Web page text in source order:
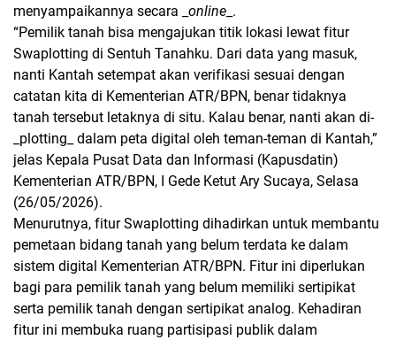
menyampaikannya secara _ online _.
“Pemilik tanah bisa mengajukan titik lokasi lewat fitur
Swaplotting di Sentuh Tanahku. Dari data yang masuk,
nanti Kantah setempat akan verifikasi sesuai dengan
catatan kita di Kementerian ATR/BPN, benar tidaknya
tanah tersebut letaknya di situ. Kalau benar, nanti akan di-
_plotting_ dalam peta digital oleh teman-teman di Kantah,”
jelas Kepala Pusat Data dan Informasi (Kapusdatin)
Kementerian ATR/BPN, I Gede Ketut Ary Sucaya, Selasa
(26/05/2026).
Menurutnya, fitur Swaplotting dihadirkan untuk membantu
pemetaan bidang tanah yang belum terdata ke dalam
sistem digital Kementerian ATR/BPN. Fitur ini diperlukan
bagi para pemilik tanah yang belum memiliki sertipikat
serta pemilik tanah dengan sertipikat analog. Kehadiran
fitur ini membuka ruang partisipasi publik dalam